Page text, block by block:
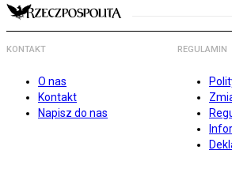
KONTAKT
O nas
Kontakt
Napisz do nas
REGULAMIN